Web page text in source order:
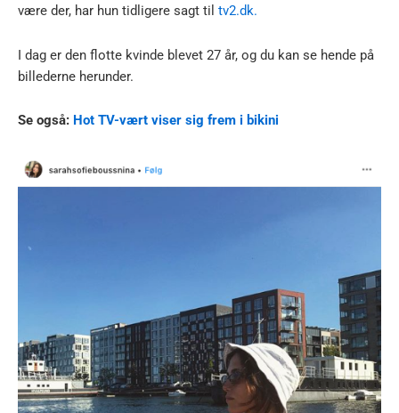
være der, har hun tidligere sagt til tv2.dk.
I dag er den flotte kvinde blevet 27 år, og du kan se hende på
billederne herunder.
Se også: Hot TV-vært viser sig frem i bikini